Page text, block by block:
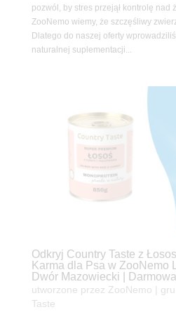
pozwól, by stres przejął kontrolę nad
ZooNemo wiemy, że szczęśliwy
Dlatego do naszej oferty
naturalnej suplementacji...
Odkryj Country Taste z
Karma dla Psa w ZooNemo
Dwór Mazowiecki |
utworzone przez ZooNemo
Taste